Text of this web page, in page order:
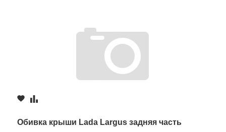
Обивка крыши Lada Largus задняя часть